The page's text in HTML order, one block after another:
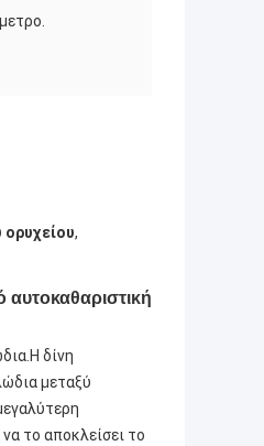
,
αυτοκαθαριστική
δίνη
μεταξύ
το αποκλείσει το